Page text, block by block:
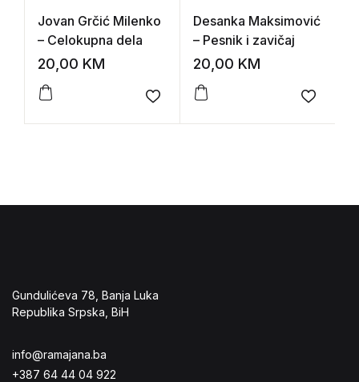
Jovan Grčić Milenko
– Celokupna dela
20,00 KM
Add to wishlist
Desanka Maksimović
– Pesnik i zavičaj
20,00 KM
Add to
Gundulićeva 78, Banja Luka
Republika Srpska, BiH
info@ramajana.ba
+387 64 44 04 922